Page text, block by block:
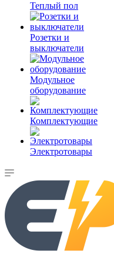
Теплый пол
Розетки и
выключатели
Модульное
оборудование
Комплектующие
Электротовары